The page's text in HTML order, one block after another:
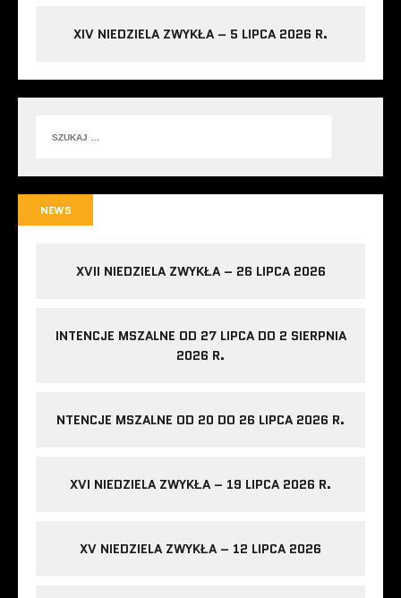
XIV NIEDZIELA ZWYKŁA – 5 LIPCA 2026 R.
NEWS
XVII NIEDZIELA ZWYKŁA – 26 LIPCA 2026
INTENCJE MSZALNE OD 27 LIPCA DO 2 SIERPNIA
2026 R.
NTENCJE MSZALNE OD 20 DO 26 LIPCA 2026 R.
XVI NIEDZIELA ZWYKŁA – 19 LIPCA 2026 R.
XV NIEDZIELA ZWYKŁA – 12 LIPCA 2026